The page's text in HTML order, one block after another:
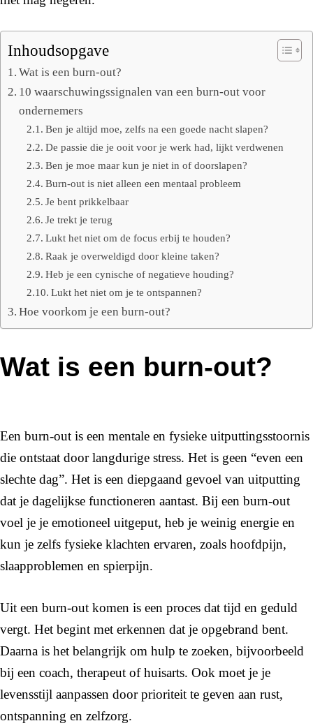
Inhoudsopgave
Wat is een burn-out?
10 waarschuwingssignalen van een burn-out voor
ondernemers
Ben je altijd moe, zelfs na een goede nacht slapen?
De passie die je ooit voor je werk had, lijkt verdwenen
Ben je moe maar kun je niet in of doorslapen?
Burn-out is niet alleen een mentaal probleem
Je bent prikkelbaar
Je trekt je terug
Lukt het niet om de focus erbij te houden?
Raak je overweldigd door kleine taken?
Heb je een cynische of negatieve houding?
Lukt het niet om je te ontspannen?
Hoe voorkom je een burn-out?
Wat is een burn-out?
Een burn-out is een mentale en fysieke uitputtingsstoornis
die ontstaat door langdurige stress. Het is geen “even een
slechte dag”. Het is een diepgaand gevoel van uitputting
dat je dagelijkse functioneren aantast. Bij een burn-out
voel je je emotioneel uitgeput, heb je weinig energie en
kun je zelfs fysieke klachten ervaren, zoals hoofdpijn,
slaapproblemen en spierpijn.
Uit een burn-out komen is een proces dat tijd en geduld
vergt. Het begint met erkennen dat je opgebrand bent.
Daarna is het belangrijk om hulp te zoeken, bijvoorbeeld
bij een coach, therapeut of huisarts. Ook moet je je
levensstijl aanpassen door prioriteit te geven aan rust,
ontspanning en zelfzorg.